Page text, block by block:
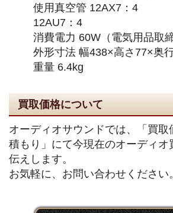
使用真空管 12AX7：4
12AU7：4
消費電力 60W（電気用品取締
外形寸法 幅438×高さ77×奥
重量 6.4kg
買取価格について
オーディオサウンドでは、「買取
積もり」にて今現在のオーディオ
伝えします。
お気軽に、お問い合わせください。